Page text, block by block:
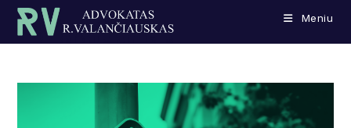
Skip
content
Meniu